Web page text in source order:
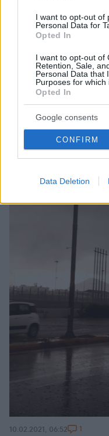
I want to opt-out of
Personal Data for
Opted In
I want to opt-out of
Retention, Sale,
Personal Data that
Purposes for which
Opted In
Google consents
CONFIRM
Data Deletion
Meteo: Ισχυρές
βαρομετρικού
Δείτε χάρτες με την
διάρκεια της ημέρας
21.03.2021, 09:50
10.02.2021, 06:52 1